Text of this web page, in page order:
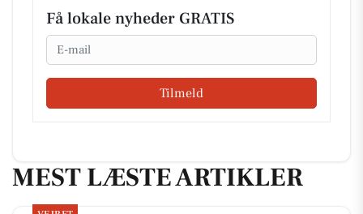
Få lokale nyheder GRATIS
Email
Tilmeld
MEST LÆSTE ARTIKLER